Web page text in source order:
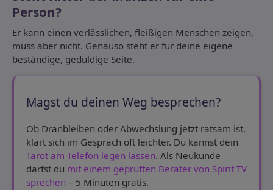
Person?
Er kann einen verlässlichen, fleißigen Menschen zeigen,
muss aber nicht. Genauso steht er für deine eigene
beständige, geduldige Seite.
Magst du deinen Weg besprechen?
Ob Dranbleiben oder Abwechslung jetzt ratsam ist,
klärt sich im Gespräch oft leichter. Du kannst dein
Tarot am Telefon legen lassen. Als Neukunde
darfst du mit einem geprüften Berater von Spirit TV
sprechen – 5 Minuten gratis.